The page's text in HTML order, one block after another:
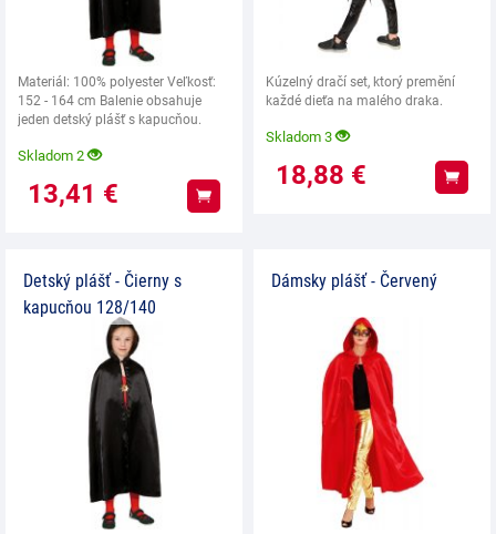
Materiál: 100% polyester Veľkosť:
152 - 164 cm Balenie obsahuje
jeden detský plášť s kapucňou.
Skladom 2
13,41 € Kúpiť
Kúzelný dračí set, ktorý premění
každé dieťa na malého draka.
Skladom 3
18,88 € Kúpiť
Detský plášť - Čierny s
kapucňou 128/140
Dámsky plášť - Červený